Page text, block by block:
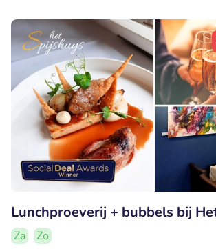
Lunchproeverij + bubbels bij
Za Zo